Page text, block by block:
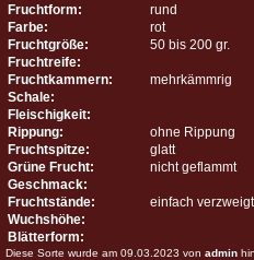
Fruchtform:
rund
Farbe:
rot
Fruchtgröße:
50 bis 200 gr.
Fruchtreife:
Fruchtkammern:
mehrkämmrig
Schale:
Fleischigkeit:
Rippung:
ohne Rippung
Fruchtspitze:
glatt
Grüne Frucht:
nicht geflammt
Geschmack:
Fruchtstände:
einfach verzweigt
Wuchshöhe:
Blätterform:
Diese Sorte wurde am 09.03.2023 von admin